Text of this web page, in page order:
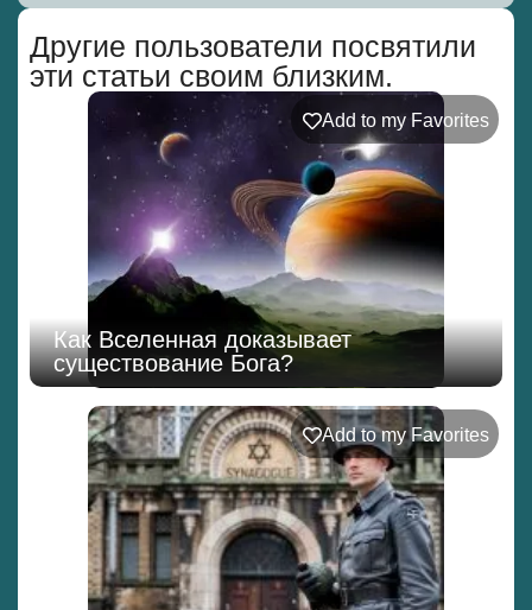
Другие пользователи посвятили
эти статьи своим близким.
Add to my Favorites
Как Вселенная доказывает
существование Бога?
Add to my Favorites
Alternative: